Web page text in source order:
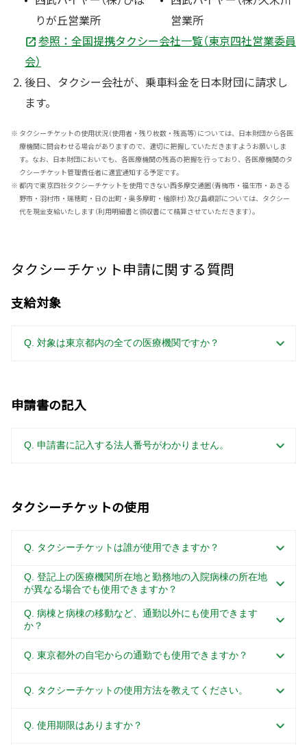
りが丘営業所
営業所
参照：全国提携タクシー会社一覧（東京四社営業委員
会）
後日、タクシー会社が、乗車料金を日本財団に請求し
ます。
※ タクシーチケットの使用状況（使用者・残り枚数・残高等）については、日本財団から各医
療機関に問合わせる場合がありますので、適切に把握していただきますようお願いしま
す。なお、日本財団においても、各医療機関の残高の把握を行っており、各医療機関のタ
クシーチケット管理責任者に適宜通知する予定です。
※ 都内で東京四社タクシーチケットを使用できない西多摩交通圏（青梅市・福生市・あきる
野市・羽村市・瑞穂町・日の出町・奥多摩町・檜原村）及び島嶼部については、タクシー
代を現金支給いたします（利用明細書と領収書にて精算させていただきます）。
タクシーチケット申請に関する質問
支給対象
Q. 対象は東京都内の全ての医療機関ですか？
申請書の記入
Q. 申請書に記入する法人番号がわかりません。
タクシーチケットの使用
Q. タクシーチケットは誰が使用できますか？
Q. 登記上の医療機関所在地と勤務地の入院病棟の所在地
が異なる場合でも使用できますか？
Q. 病棟と病棟の移動など、通勤以外にも使用できます
か？
Q. 東京都外の自宅からの通勤でも使用できますか？
Q. タクシーチケットの使用方法を教えてください。
Q. 使用期限はありますか？